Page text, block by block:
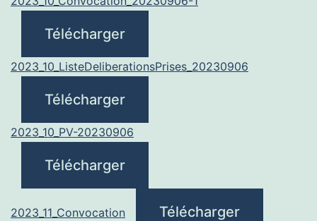
Télécharger
2023_10_ListeDeliberationsPrises_20230906
Télécharger
2023_10_PV-20230906
Télécharger
2023_11_Convocation Télécharger